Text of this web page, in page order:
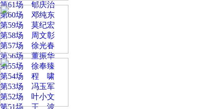
第61场 郇庆治
第60场 邓纯东
第59场 莫纪宏
第58场 周文彰
第57场 徐光春
第56场 董振华
第55场 徐奉臻
第54场 程 啸
第53场 冯玉军
第52场 叶小文
第51场 王 波